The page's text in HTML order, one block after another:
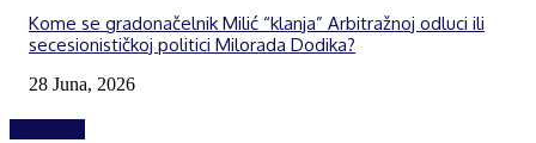
Kome se gradonačelnik Milić “klanja” Arbitražnoj odluci ili
secesionističkoj politici Milorada Dodika?
28 Juna, 2026